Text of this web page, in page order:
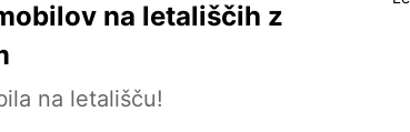
na letališčih z
na letališču!